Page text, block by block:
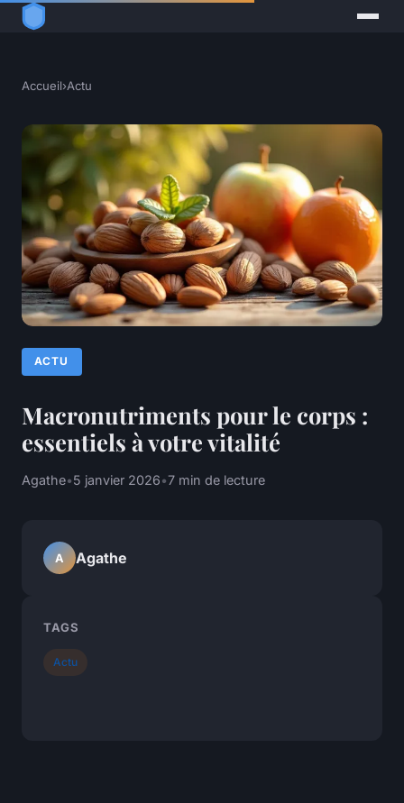
Accueil›Actu
ACTU
Macronutriments pour le corps :
essentiels à votre vitalité
Agathe•5 janvier 2026•7 min de lecture
A Agathe
TAGS
Actu